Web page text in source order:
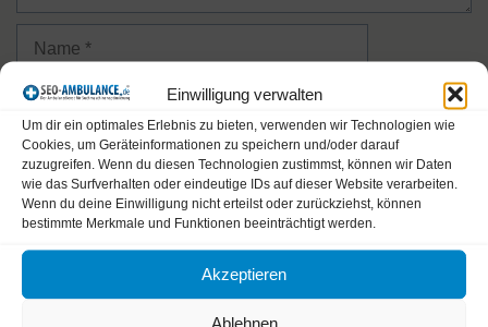
Einwilligung verwalten
Um dir ein optimales Erlebnis zu bieten, verwenden wir Technologien wie
Cookies, um Geräteinformationen zu speichern und/oder darauf
zuzugreifen. Wenn du diesen Technologien zustimmst, können wir Daten
wie das Surfverhalten oder eindeutige IDs auf dieser Website verarbeiten.
Wenn du deine Einwilligung nicht erteilst oder zurückziehst, können
bestimmte Merkmale und Funktionen beeinträchtigt werden.
Akzeptieren
Name
E-
Mail-
Adresse
Website
Name, E-Mail-Adresse und Website in diesem Browser
für meinen nächsten Kommentar speichern.